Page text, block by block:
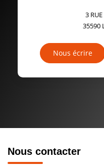
3
35590
Nous écrire
Nous contacter